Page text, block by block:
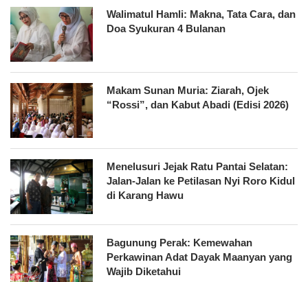
Walimatul Hamli: Makna, Tata Cara, dan
Doa Syukuran 4 Bulanan
Makam Sunan Muria: Ziarah, Ojek
“Rossi”, dan Kabut Abadi (Edisi 2026)
Menelusuri Jejak Ratu Pantai Selatan:
Jalan-Jalan ke Petilasan Nyi Roro Kidul
di Karang Hawu
Bagunung Perak: Kemewahan
Perkawinan Adat Dayak Maanyan yang
Wajib Diketahui